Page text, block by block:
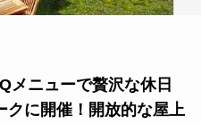
メニューで贅沢な休日
クに開催！開放的な屋上